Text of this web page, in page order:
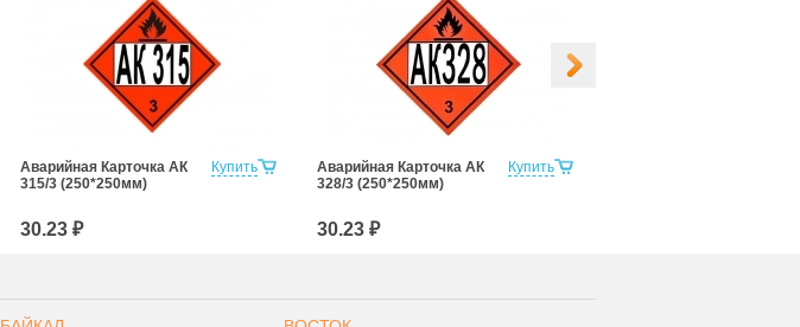
Купить
Аварийная Карточка АК
315/3 (250*250мм)
30.23 ₽
Купить
Аварийная Карточка АК
328/3 (250*250мм)
30.23 ₽